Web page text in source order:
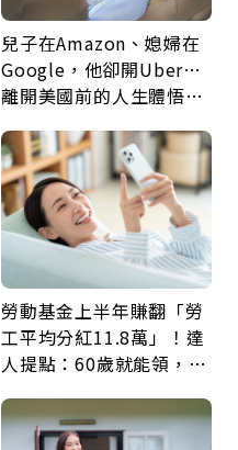
兒子在Amazon、媳婦在
Google，他卻開Uber…
離開美國前的人生體悟：
勞動基金上半年賺翻「勞
工平均分紅11.8萬」！達
人提點：60歲就能領，重